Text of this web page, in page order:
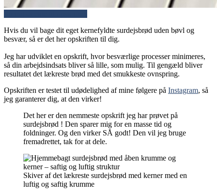
Hvis du vil bage dit eget kernefyldte surdejsbrød uden bøvl og
besvær, så er det her opskriften til dig.
Jeg har udviklet en opskrift, hvor besværlige processer minimeres,
så din arbejdsindsats bliver så lille, som mulig. Til gengæld bliver
resultatet det lækreste brød med det smukkeste ovnspring.
Opskriften er testet til udødelighed af mine følgere på Instagram, så
jeg garanterer dig, at den virker!
Det her er den nemmeste opskrift jeg har prøvet på
surdejsbrød ! Den sparer mig for en masse tid og
foldninger. Og den virker SÅ godt! Den vil jeg bruge
fremadrettet, tak for at dele.
Skiver af det lækreste surdejsbrød med kerner med en
luftig og saftig krumme